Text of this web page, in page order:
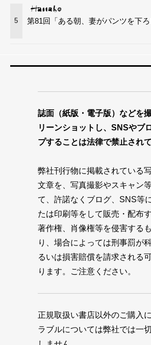
5 第81回「ある朝、妻がパンツを下
誌面（紙版・電子版）などを
リーンショットし、SNSやブ
プすることは法律で禁止されて
弊社刊行物に掲載されている
文章を、写真撮影やスキャン
て、許諾なくブログ、SNS等
たは印刷等をして販売・配布
著作権、肖像権等を侵害する
り、場合によっては刑事罰が
るいは損害賠償を請求される
ります。ご注意ください。
正規取扱い書店以外のご購入
ラブルについては弊社では一